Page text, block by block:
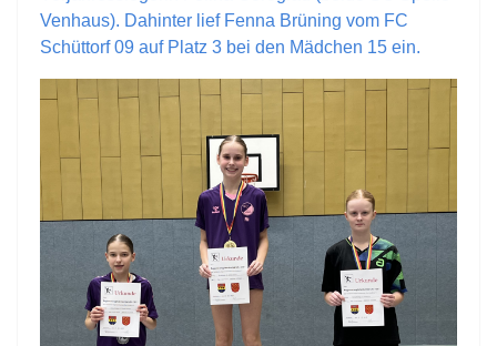
Venhaus). Dahinter lief Fenna Brüning vom FC
Schüttorf 09 auf Platz 3 bei den Mädchen 15 ein.